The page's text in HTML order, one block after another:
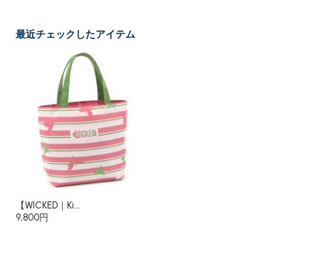
最近チェックしたアイテム
【WICKED｜Ki...
9,800円